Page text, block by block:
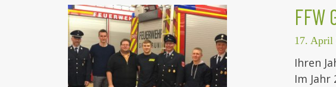
FFW
17. April
Ihren
Im Jahr